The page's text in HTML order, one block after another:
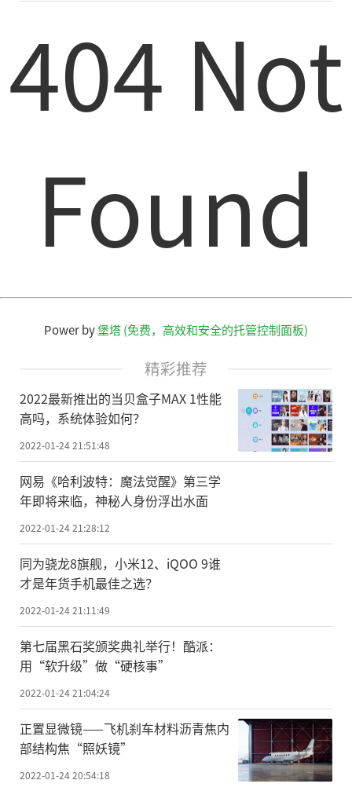
404 Not
Found
Power by堡塔 (免费，高效和安全的托管控制面板)
精彩推荐
2022最新推出的当贝盒子MAX 1性能
高吗，系统体验如何？
2022-01-24 21:51:48
网易《哈利波特：魔法觉醒》第三学
年即将来临，神秘人身份浮出水面
2022-01-24 21:28:12
同为骁龙8旗舰，小米12、iQOO 9谁
才是年货手机最佳之选？
2022-01-24 21:11:49
第七届黑石奖颁奖典礼举行！酷派：
用“软升级”做“硬核事”
2022-01-24 21:04:24
正置显微镜——飞机刹车材料沥青焦内
部结构焦“照妖镜”
2022-01-24 20:54:18